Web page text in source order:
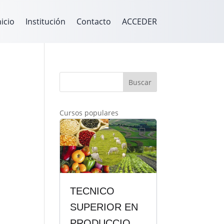
Institución Contacto ACCEDER
Buscar
Cursos populares
TECNICO
SUPERIOR EN